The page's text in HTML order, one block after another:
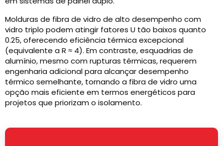
Molduras de fibra de vidro de alto desempenho com
vidro triplo podem atingir fatores U tão baixos quanto
0.25, oferecendo eficiência térmica excepcional
(equivalente a R ≈ 4). Em contraste, esquadrias de
alumínio, mesmo com rupturas térmicas, requerem
engenharia adicional para alcançar desempenho
térmico semelhante, tornando a fibra de vidro uma
opção mais eficiente em termos energéticos para
projetos que priorizam o isolamento.